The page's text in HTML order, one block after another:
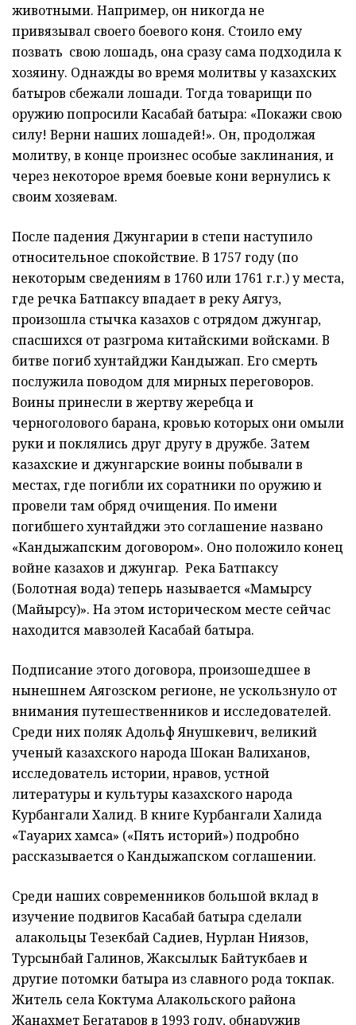
животными. Например, он никогда не
привязывал своего боевого коня. Стоило ему
позвать свою лошадь, она сразу сама подходила к
хозяину. Однажды во время молитвы у казахских
батыров сбежали лошади. Тогда товарищи по
оружию попросили Касабай батыра: «Покажи свою
силу! Верни наших лошадей!». Он, продолжая
молитву, в конце произнес особые заклинания, и
через некоторое время боевые кони вернулись к
своим хозяевам.
После падения Джунгарии в степи наступило
относительное спокойствие. В 1757 году (по
некоторым сведениям в 1760 или 1761 г.г.) у места,
где речка Батпаксу впадает в реку Аягуз,
произошла стычка казахов с отрядом джунгар,
спасшихся от разгрома китайскими войсками. В
битве погиб хунтайджи Кандыжап. Его смерть
послужила поводом для мирных переговоров.
Воины принесли в жертву жеребца и
черноголового барана, кровью которых они омыли
руки и поклялись друг другу в дружбе. Затем
казахские и джунгарские воины побывали в
местах, где погибли их соратники по оружию и
провели там обряд очищения. По имени
погибшего хунтайджи это соглашение названо
«Кандыжапским договором». Оно положило конец
войне казахов и джунгар. Река Батпаксу
(Болотная вода) теперь называется «Мамырсу
(Майырсу)». На этом историческом месте сейчас
находится мавзолей Касабай батыра.
Подписание этого договора, произошедшее в
нынешнем Аягозском регионе, не ускользнуло от
внимания путешественников и исследователей.
Среди них поляк Адольф Янушкевич, великий
ученый казахского народа Шокан Валиханов,
исследователь истории, нравов, устной
литературы и культуры казахского народа
Курбангали Халид. В книге Курбангали Халида
«Тауарих хамса» («Пять историй») подробно
рассказывается о Кандыжапском соглашении.
Среди наших современников большой вклад в
изучение подвигов Касабай батыра сделали
алакольцы Тезекбай Садиев, Нурлан Ниязов,
Турсынбай Галинов, Жаксылык Байтукбаев и
другие потомки батыра из славного рода токпак.
Житель села Коктума Алакольского района
Жанахмет Бегатаров в 1993 году, обнаружив